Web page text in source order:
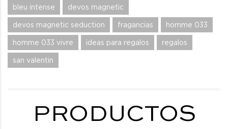
bleu intense devos magnetic
devos magnetic seduction fragancias homme 033
homme 033 vivre ideas para regalos regalos
san valentin
PRODUCTOS